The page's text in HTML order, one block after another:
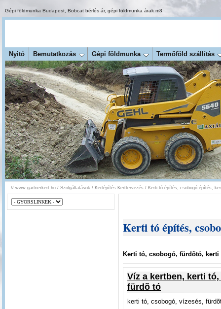
Gépi földmunka Budapest Bobcat bérlés ár, gépi földmunka árak m3
Nyitó Bemutatkozás Gépi földmunka Termőföld szállítás
// www.gartnerkert.hu / Szolgáltatások / Kertépítés-Kerttervezés / Kerti tó építés, csobogó építés,
Kerti tó építés,
Kerti tó, csobogó, fürdõtó, kerti
Víz a kertben, kerti
fürdõ tó
kerti tó, csobogó, vízesés,